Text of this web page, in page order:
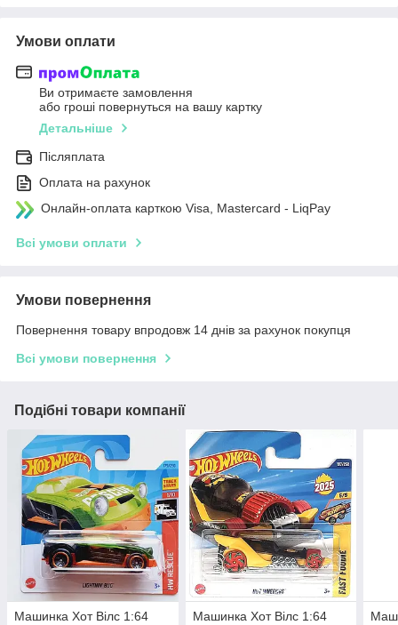
Умови оплати
Ви отримаєте замовлення
або гроші повернуться на вашу картку
Детальніше
Післяплата
Оплата на рахунок
Онлайн-оплата карткою Visa, Mastercard - LiqPay
Всі умови оплати
Умови повернення
Повернення товару впродовж 14 днів за рахунок покупця
Всі умови повернення
Подібні товари компанії
Машинка Хот Вілс 1:64
Машинка Хот Вілс 1:64